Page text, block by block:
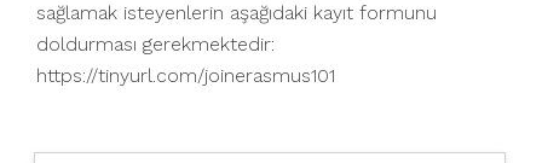
sağlamak isteyenlerin aşağıdaki kayıt formunu
doldurması gerekmektedir:
https://tinyurl.com/joinerasmus101